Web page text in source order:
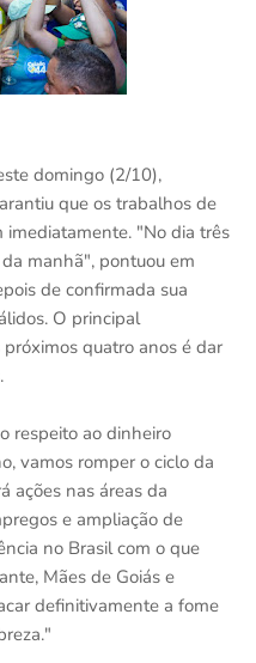
domingo (2/10),
que os trabalhos de
imediatamente. "No dia três
manhã", pontuou em
de confirmada sua
O principal
quatro anos é dar
respeito ao dinheiro
vamos romper o ciclo da
ações nas áreas da
e ampliação de
no Brasil com o que
Mães de Goiás e
definitivamente a fome